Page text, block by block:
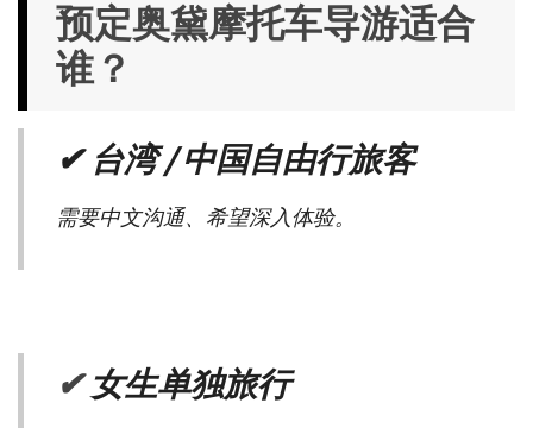
预定奥黛摩托车导游适合
谁？
✔ 台湾 / 中国自由行旅客
需要中文沟通、希望深入体验。
✔女生单独旅行